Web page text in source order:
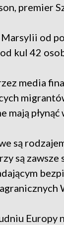
premier
od
kul 42
media
są
są zawsze
Europy